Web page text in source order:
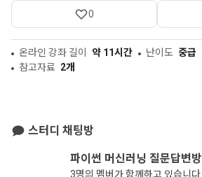
0
온라인 강좌 길이 약 11시간 난이도 중급
참고자료 2개
스터디 채팅방
파이썬 머신러닝 질문답변방
3명의 멤버가 함께하고 있습니다.